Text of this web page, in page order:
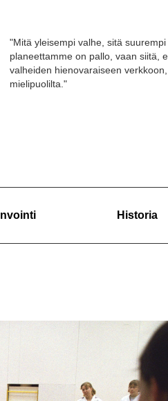
"Mitä yleisempi valhe, sitä
planeettamme on pallo, vaan siitä,
valheiden hienovaraiseen
mielipuolilta."
Historia